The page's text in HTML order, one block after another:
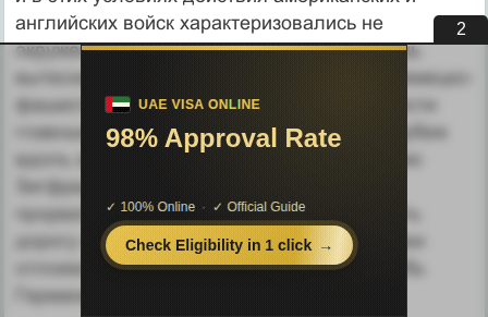
английских войск характеризовались не
окружением вражеских группировок, а лишь
вытеснением их с занимаемых позиций. Немецко-
фашистскому командованию удалось отвести
главные силы войск на оборонительный рубеж
вдоль западных границ Германии (за линию
Зигфрида). После неудавшейся попытки
прорваться к Арнему (Голландия) и открыть
дорогу на Берлин с северо-запада союзники
отложили дальнейшее продвижение в глубь
Германии до весны 1945 г.
1